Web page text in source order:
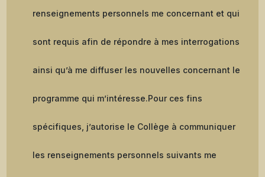
renseignements personnels me concernant et qui
sont requis afin de répondre à mes interrogations
ainsi qu’à me diffuser les nouvelles concernant le
programme qui m’intéresse.Pour ces fins
spécifiques, j’autorise le Collège à communiquer
les renseignements personnels suivants me